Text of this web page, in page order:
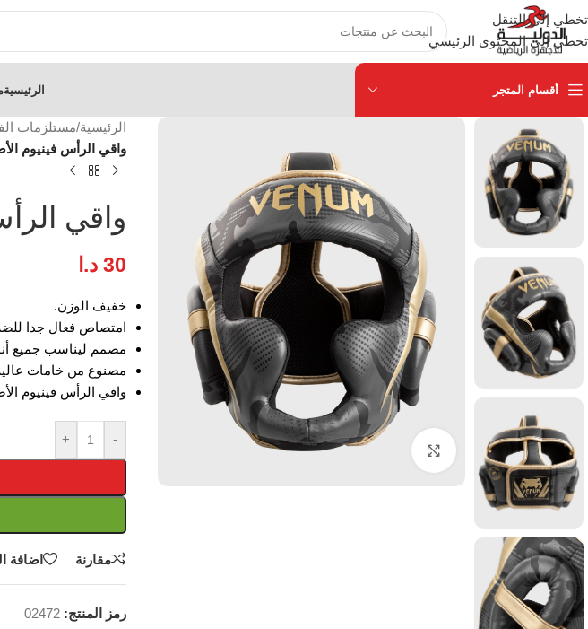
تخطي إلى التنقل
تخطي إلى المحتوى الرئيسي
أقسام المتجر الرئيسية
انقر للتكبير
الرئيسية/مستلزمات
واقي الرأس فينيوم
واقي
30 د.ا
خفيف الوزن.
امتصاص فعال جدا
مصمم ليناسب جميع
مصنوع من خامات
واقي الرأس فينيوم
-
+
مقارنة اضافة
رمز المنتج:02472